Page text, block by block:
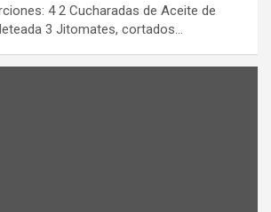
4 2 Cucharadas de Aceite de
3 Jitomates, cortados…